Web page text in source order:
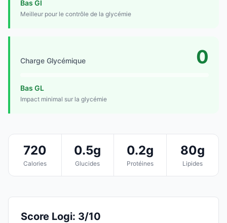
Bas GI
Meilleur pour le contrôle de la glycémie
Charge Glycémique 0
Bas GL
Impact minimal sur la glycémie
720
Calories
0.5g
Glucides
0.2g
Protéines
80g
Lipides
Score Logi: 3/10